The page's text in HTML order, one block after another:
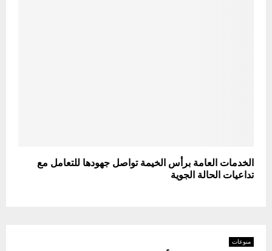
الخدمات العامة برأس الخيمة تواصل جهودها للتعامل مع
تداعيات الحالة الجوية
منوعات